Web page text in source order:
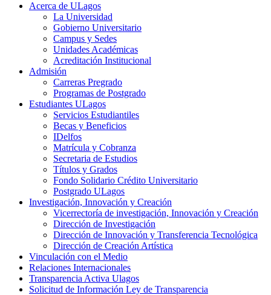
Acerca de ULagos
La Universidad
Gobierno Universitario
Campus y Sedes
Unidades Académicas
Acreditación Institucional
Admisión
Carreras Pregrado
Programas de Postgrado
Estudiantes ULagos
Servicios Estudiantiles
Becas y Beneficios
IDelfos
Matrícula y Cobranza
Secretaria de Estudios
Títulos y Grados
Fondo Solidario Crédito Universitario
Postgrado ULagos
Investigación, Innovación y Creación
Vicerrectoría de investigación, Innovación y Creación
Dirección de Investigación
Dirección de Innovación y Transferencia Tecnológica
Dirección de Creación Artística
Vinculación con el Medio
Relaciones Internacionales
Transparencia Activa Ulagos
Solicitud de Información Ley de Transparencia